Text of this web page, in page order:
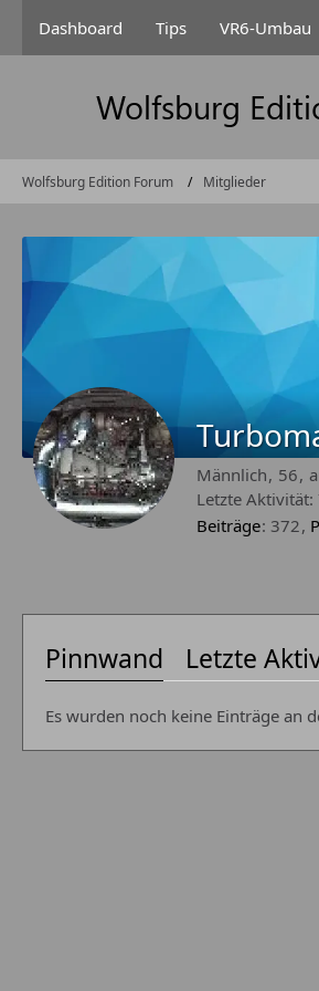
Dashboard Tips VR6-Umbau
Wolfsburg Edition Forum Mitglieder
Männlich 56
Letzte Aktivität:
Beiträge 372
Pinnwand Letzte
Es wurden noch keine Einträge an